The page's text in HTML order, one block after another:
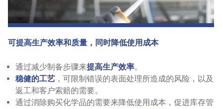
可提高生产效率和质量，同时降低使用成本
通过减少制备步骤来提高生产效率。
稳健的工艺 ，可限制错误的表面处理所造成的风险，以及
返工和客户索赔的需要。
通过消除购买化学品的需要来降低使用成本，促进库存管